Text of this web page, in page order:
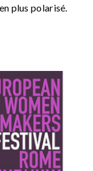
plus polarisé.